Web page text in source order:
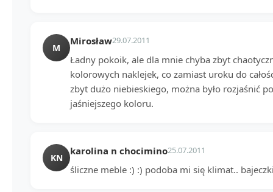
M
Mirosław29.07.2011
Ładny pokoik, ale dla mnie chyba zbyt
kolorowych naklejek, co zamiast uroku do
zbyt dużo niebieskiego, można było rozjaśnić
jaśniejszego koloru.
KN
karolina n chocimino25.07.2011
śliczne meble :) :) podoba mi się klimat..